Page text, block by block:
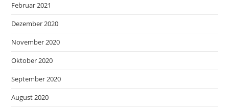
Februar 2021
Dezember 2020
November 2020
Oktober 2020
September 2020
August 2020